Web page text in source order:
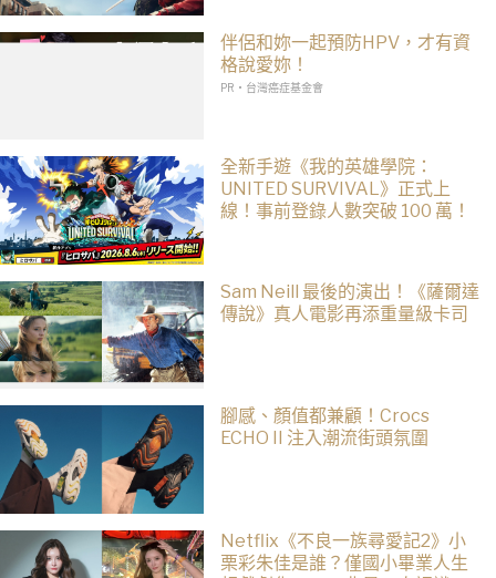
伴侶和妳一起預防HPV，才有資
格說愛妳！
PR・台灣癌症基金會
全新手遊《我的英雄學院：
UNITED SURVIVAL》正式上
線！事前登錄人數突破 100 萬！
Sam Neill 最後的演出！《薩爾達
傳說》真人電影再添重量級卡司
腳感、顏值都兼顧！Crocs
ECHO II 注入潮流街頭氛圍
Netflix《不良一族尋愛記2》小
栗彩朱佳是誰？僅國小畢業人生